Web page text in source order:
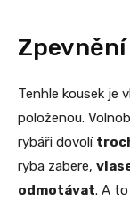
Tenhle kousek je
položenou.
rybáři dovolí
ryba zabere,
odmotávat. A